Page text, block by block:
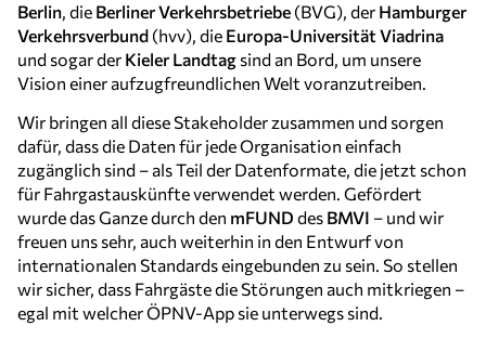
Berlin, die Berliner Verkehrsbetriebe (BVG), der Hamburger
Verkehrsverbund (hvv), die Europa-Universität Viadrina
und sogar der Kieler Landtag sind an Bord, um unsere
Vision einer aufzugfreundlichen Welt voranzutreiben.
Wir bringen all diese Stakeholder zusammen und sorgen
dafür, dass die Daten für jede Organisation einfach
zugänglich sind – als Teil der Datenformate, die jetzt schon
für Fahrgastauskünfte verwendet werden. Gefördert
wurde das Ganze durch den mFUND des BMVI – und wir
freuen uns sehr, auch weiterhin in den Entwurf von
internationalen Standards eingebunden zu sein. So stellen
wir sicher, dass Fahrgäste die Störungen auch mitkriegen –
egal mit welcher ÖPNV-App sie unterwegs sind.